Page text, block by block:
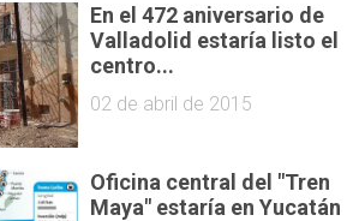
En el 472 aniversario de
Valladolid estaría listo el
centro...
02 de abril de 2015
Oficina central del "Tren
Maya" estaría en Yucatán